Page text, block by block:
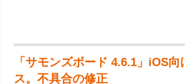
「サモンズボード 4.6.1」iOS
ス。不具合の修正